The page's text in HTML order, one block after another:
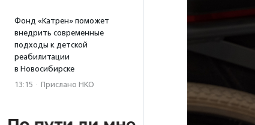
Фонд «Катрен» поможет
внедрить современные
подходы к детской
реабилитации
в Новосибирске
13:15 · Прислано НКО